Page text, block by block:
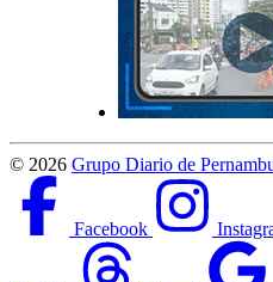
© 2026 Grupo Diario de
Facebook